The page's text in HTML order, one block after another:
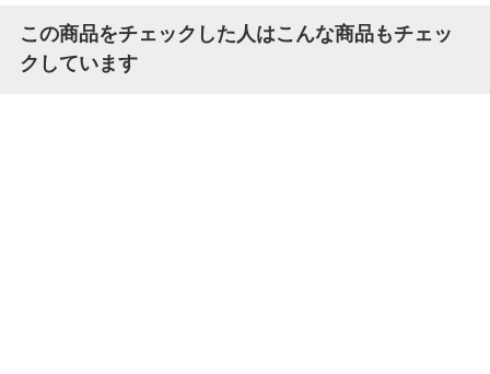
この商品をチェックした人はこんな商品もチェッ
クしています